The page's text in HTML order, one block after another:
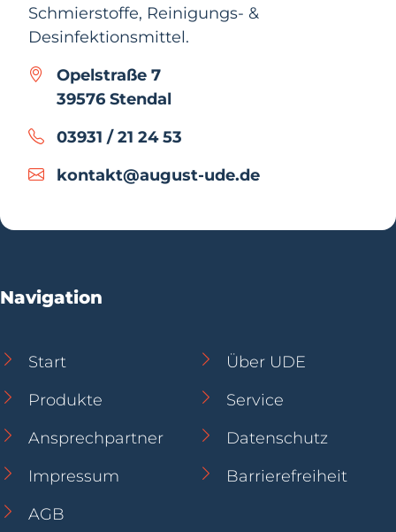
Schmierstoffe, Reinigungs- &
Desinfektionsmittel.
Opelstraße 7
39576 Stendal
03931 / 21 24 53
kontakt@august-ude.de
Navigation
Start
Über UDE
Produkte
Service
Ansprechpartner
Datenschutz
Impressum
Barrierefreiheit
AGB